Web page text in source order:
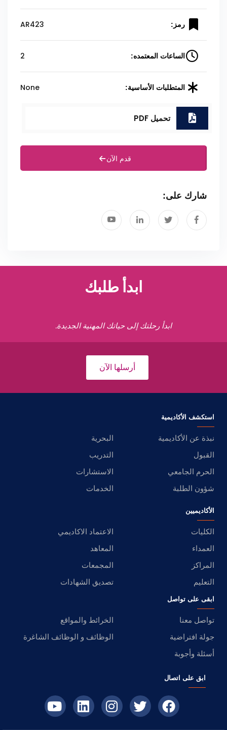
رمز: AR423
الساعات المعتمده: 2
المتطلبات الأساسية: None
تحميل PDF
قدم الآن
شارك على:
ابدأ طلبك
ابدأ رحلتك إلى حياتك المهنية الجديدة.
أرسلها الآن
استكشف الأكاديمية
نبذة عن الأكاديمية
البحرية
القبول
التدريب
الحرم الجامعي
الاستشارات
شؤون الطلبة
الخدمات
الأكاديميين
الكليات
الاعتماد الاكاديمي
العمداء
المعاهد
المراكز
المجمعات
التعليم
تصديق الشهادات
ابقى على تواصل
تواصل معنا
الخرائط والمواقع
جولة افتراضية
الوظائف و الوظائف الشاغرة
أسئلة وأجوبة
ابق على اتصال